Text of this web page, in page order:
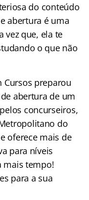
do conteúdo
abertura é uma
vez que, ela te
o que não
Cursos preparou
abertura de um
concurseiros,
do
oferece mais de
para níveis
tempo!
para a sua